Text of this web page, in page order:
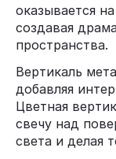
оказывается
создавая
пространства.
Вертикаль
добавляя
Цветная
свечу над
света и делая